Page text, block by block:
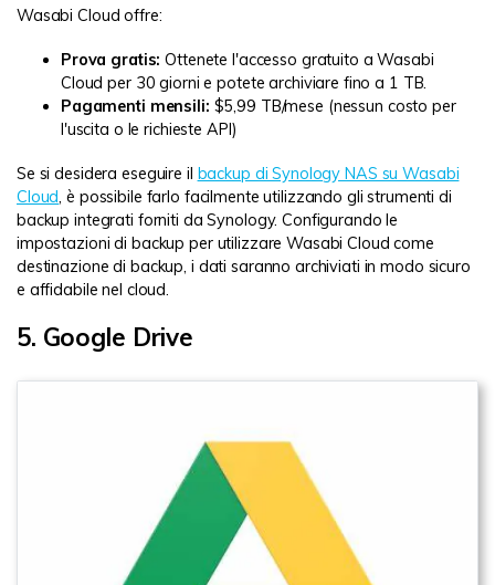
Wasabi Cloud offre:
Prova gratis: Ottenete l'accesso gratuito a Wasabi
Cloud per 30 giorni e potete archiviare fino a 1 TB.
Pagamenti mensili: $5,99 TB/mese (nessun costo per
l'uscita o le richieste API)
Se si desidera eseguire il backup di Synology NAS su Wasabi
Cloud, è possibile farlo facilmente utilizzando gli strumenti di
backup integrati forniti da Synology. Configurando le
impostazioni di backup per utilizzare Wasabi Cloud come
destinazione di backup, i dati saranno archiviati in modo sicuro
e affidabile nel cloud.
5. Google Drive